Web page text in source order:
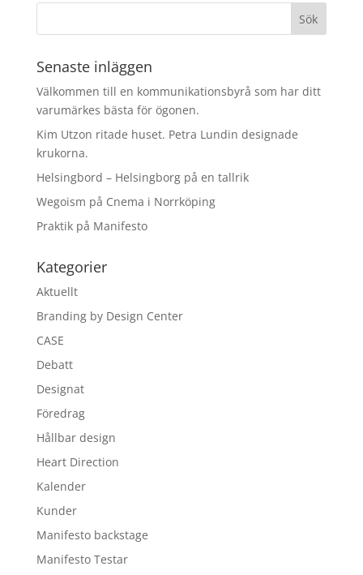
Senaste inläggen
Välkommen till en kommunikationsbyrå som har ditt
varumärkes bästa för ögonen.
Kim Utzon ritade huset. Petra Lundin designade
krukorna.
Helsingbord – Helsingborg på en tallrik
Wegoism på Cnema i Norrköping
Praktik på Manifesto
Kategorier
Aktuellt
Branding by Design Center
CASE
Debatt
Designat
Föredrag
Hållbar design
Heart Direction
Kalender
Kunder
Manifesto backstage
Manifesto Testar